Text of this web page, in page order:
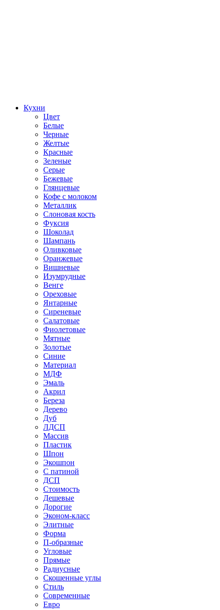
Кухни
Цвет
Белые
Черные
Желтые
Красные
Зеленые
Серые
Бежевые
Глянцевые
Кофе с молоком
Металлик
Слоновая кость
Фуксия
Шоколад
Шампань
Оливковые
Оранжевые
Вишневые
Изумрудные
Венге
Ореховые
Янтарные
Сиреневые
Салатовые
Фиолетовые
Мятные
Золотые
Синие
Материал
МДФ
Эмаль
Акрил
Береза
Дерево
Дуб
ЛДСП
Массив
Пластик
Шпон
Экошпон
С патиной
ДСП
Стоимость
Дешевые
Дорогие
Эконом-класс
Элитные
Форма
П-образные
Угловые
Прямые
Радиусные
Скошенные углы
Стиль
Современные
Евро